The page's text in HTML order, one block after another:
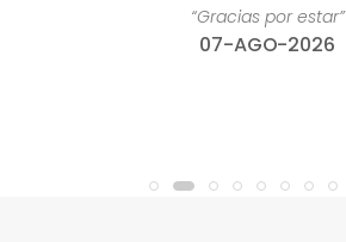
“Gracias por estar”
07-AGO-2026